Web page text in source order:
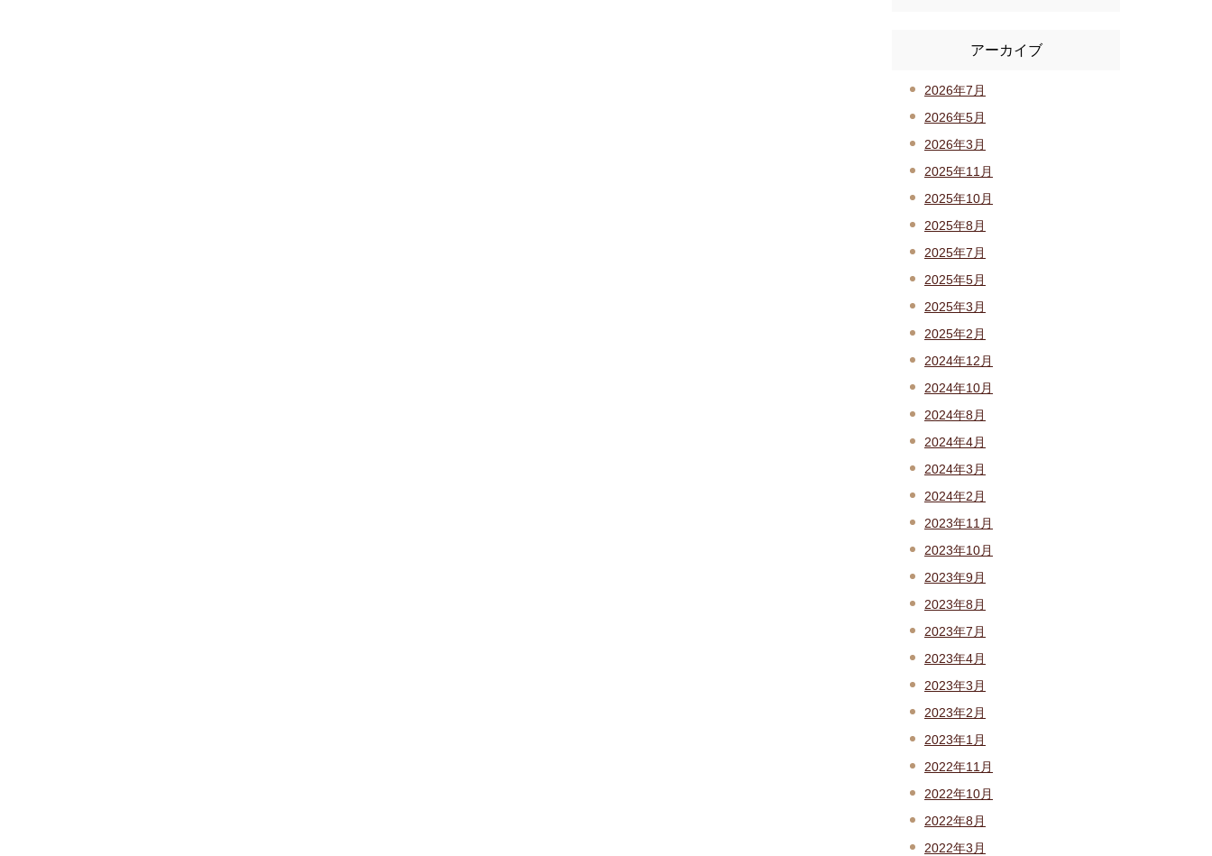
アーカイブ
2026年7月
2026年5月
2026年3月
2025年11月
2025年10月
2025年8月
2025年7月
2025年5月
2025年3月
2025年2月
2024年12月
2024年10月
2024年8月
2024年4月
2024年3月
2024年2月
2023年11月
2023年10月
2023年9月
2023年8月
2023年7月
2023年4月
2023年3月
2023年2月
2023年1月
2022年11月
2022年10月
2022年8月
2022年3月